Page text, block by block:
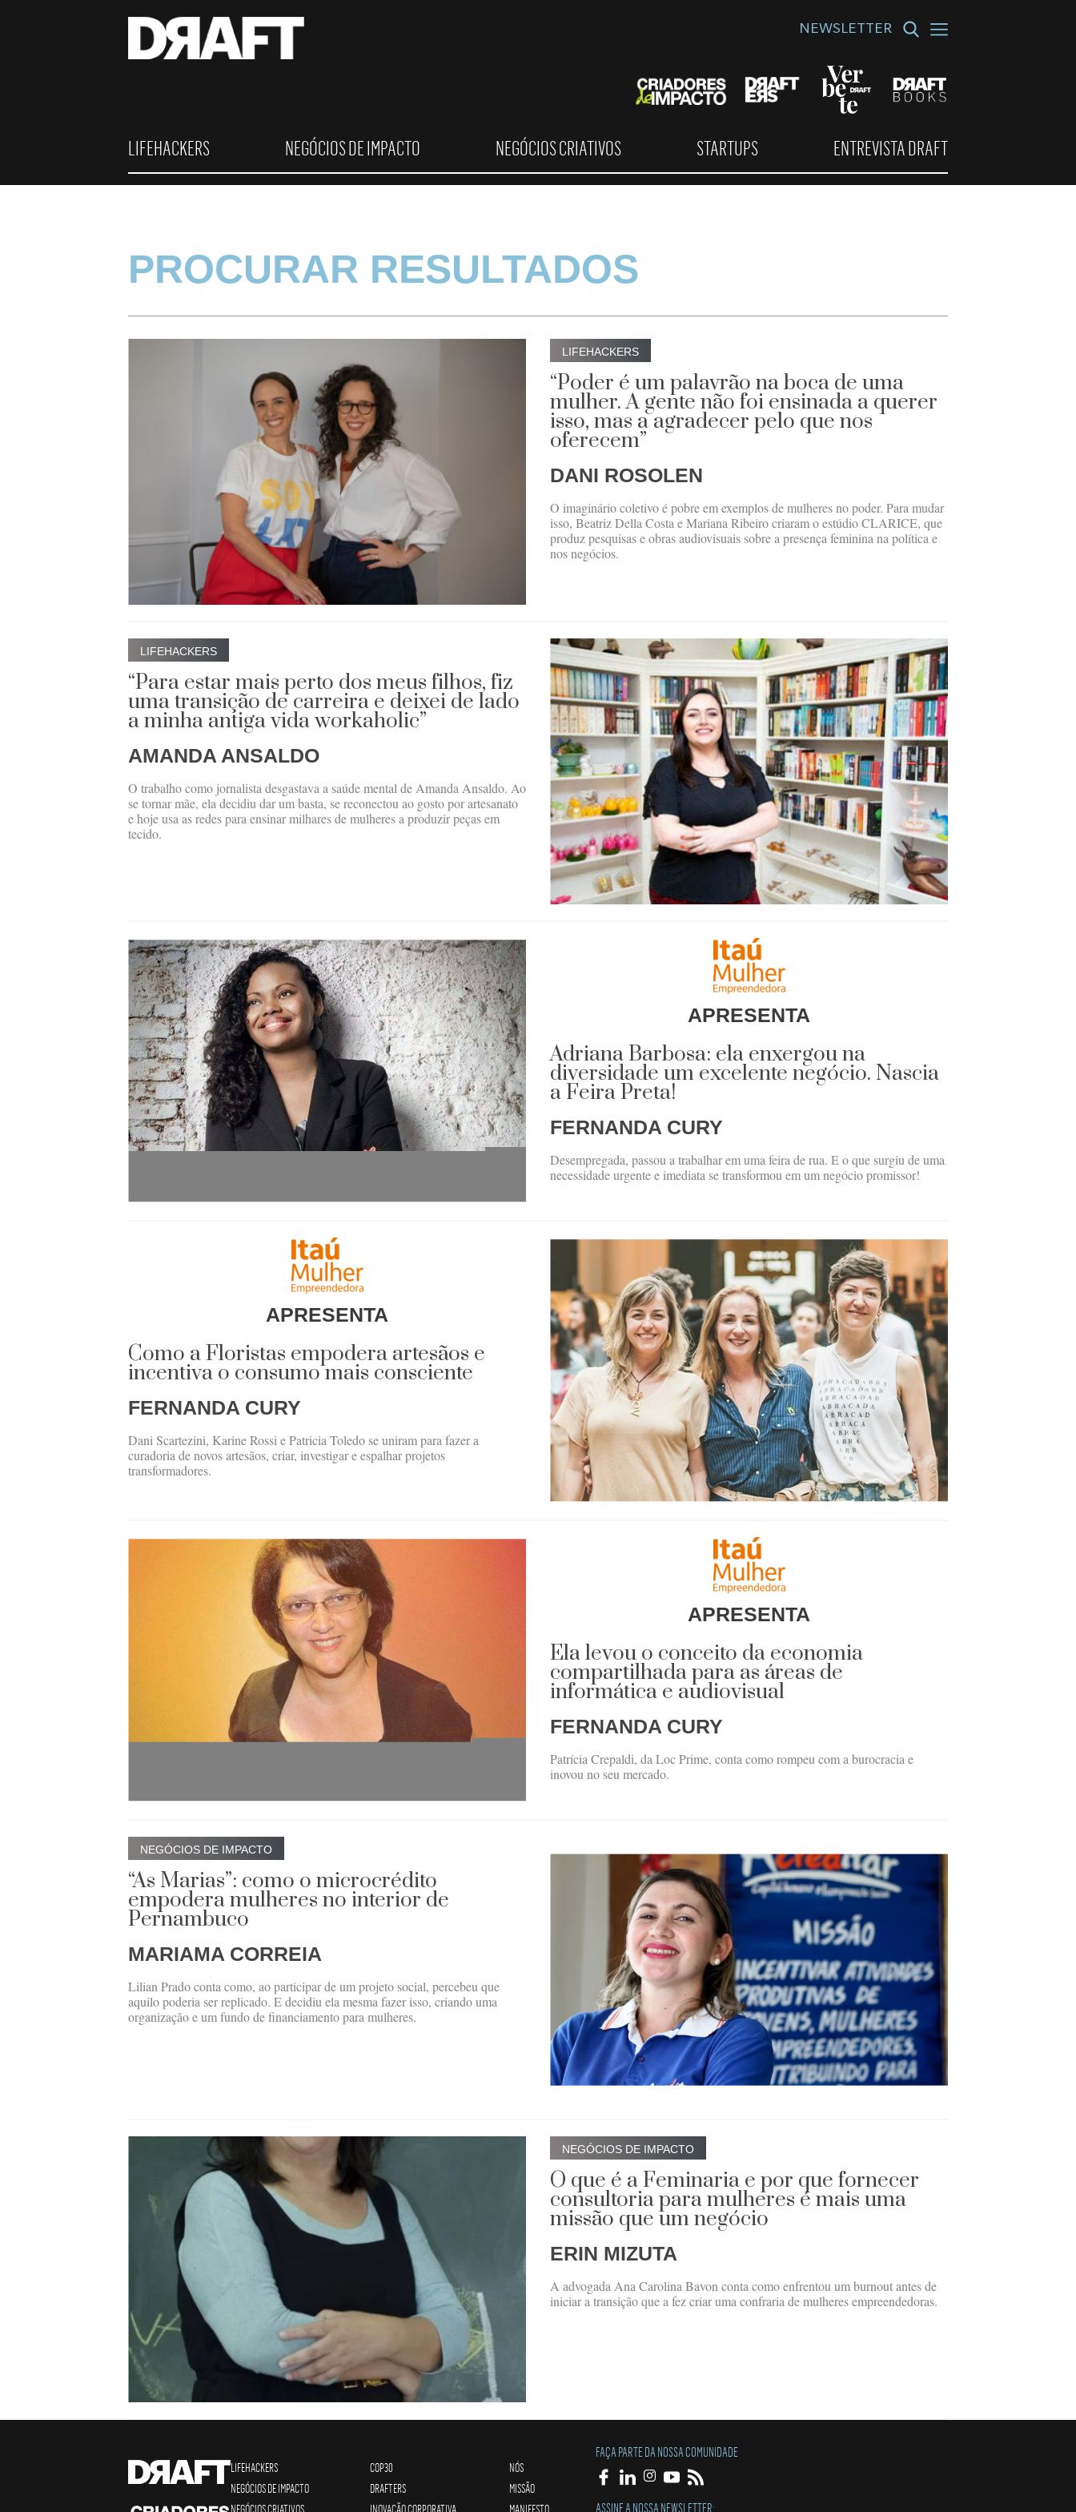
NEWSLETTER
LIFEHACKERS NEGÓCIOS DE IMPACTO NEGÓCIOS CRIATIVOS STARTUPS ENTREVISTA DRAFT
PROCURAR RESULTADOS
LIFEHACKERS
“Poder é um palavrão na boca de uma
mulher. A gente não foi ensinada a querer
isso, mas a agradecer pelo que nos
oferecem”
DANI ROSOLEN
O imaginário coletivo é pobre em exemplos de mulheres no poder. Para mudar
isso, Beatriz Della Costa e Mariana Ribeiro criaram o estúdio CLARICE, que
produz pesquisas e obras audiovisuais sobre a presença feminina na política e
nos negócios.
LIFEHACKERS
“Para estar mais perto dos meus filhos, fiz
uma transição de carreira e deixei de lado
a minha antiga vida workaholic”
AMANDA ANSALDO
O trabalho como jornalista desgastava a saúde mental de Amanda Ansaldo. Ao
se tornar mãe, ela decidiu dar um basta, se reconectou ao gosto por artesanato
e hoje usa as redes para ensinar milhares de mulheres a produzir peças em
tecido.
APRESENTA
Adriana Barbosa: ela enxergou na
diversidade um excelente negócio. Nascia
a Feira Preta!
FERNANDA CURY
Desempregada, passou a trabalhar em uma feira de rua. E o que surgiu de uma
necessidade urgente e imediata se transformou em um negócio promissor!
APRESENTA
Como a Floristas empodera artesãos e
incentiva o consumo mais consciente
FERNANDA CURY
Dani Scartezini, Karine Rossi e Patricia Toledo se uniram para fazer a
curadoria de novos artesãos, criar, investigar e espalhar projetos
transformadores.
APRESENTA
Ela levou o conceito da economia
compartilhada para as áreas de
informática e audiovisual
FERNANDA CURY
Patrícia Crepaldi, da Loc Prime, conta como rompeu com a burocracia e
inovou no seu mercado.
NEGÓCIOS DE IMPACTO
“As Marias”: como o microcrédito
empodera mulheres no interior de
Pernambuco
MARIAMA CORREIA
Lilian Prado conta como, ao participar de um projeto social, percebeu que
aquilo poderia ser replicado. E decidiu ela mesma fazer isso, criando uma
organização e um fundo de financiamento para mulheres.
NEGÓCIOS DE IMPACTO
O que é a Feminaria e por que fornecer
consultoria para mulheres é mais uma
missão que um negócio
ERIN MIZUTA
A advogada Ana Carolina Bavon conta como enfrentou um burnout antes de
iniciar a transição que a fez criar uma confraria de mulheres empreendedoras.
LIFEHACKERS
NEGÓCIOS DE IMPACTO
NEGÓCIOS CRIATIVOS
COP30
DRAFTERS
INOVAÇÃO CORPORATIVA
NÓS
MISSÃO
MANIFESTO
FAÇA PARTE DA NOSSA COMUNIDADE
ASSINE A NOSSA NEWSLETTER: